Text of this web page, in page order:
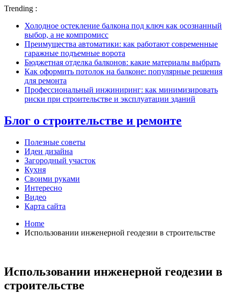
Trending :
Холодное остекление балкона под ключ как осознанный
выбор, а не компромисс
Преимущества автоматики: как работают современные
гаражные подъемные ворота
Бюджетная отделка балконов: какие материалы выбрать
Как оформить потолок на балконе: популярные решения
для ремонта
Профессиональный инжиниринг: как минимизировать
риски при строительстве и эксплуатации зданий
Блог о строительстве и ремонте
Полезные советы
Идеи дизайна
Загородный участок
Кухня
Своими руками
Интересно
Видео
Карта сайта
Home
Использовании инженерной геодезии в строительстве
Использовании инженерной геодезии в
строительстве